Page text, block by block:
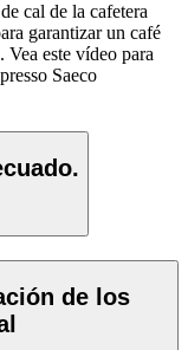
cal de la cafetera
garantizar un café
Vea este vídeo para
Saeco
de los